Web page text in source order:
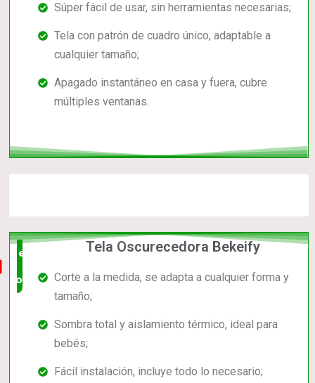
Súper fácil de usar, sin herramientas necesarias;
Tela con patrón de cuadro único, adaptable a
cualquier tamaño;
Apagado instantáneo en casa y fuera, cubre
múltiples ventanas.
el mas
completo
Tela Oscurecedora Bekeify
Corte a la medida, se adapta a cualquier forma y
tamaño;
Sombra total y aislamiento térmico, ideal para
bebés;
Fácil instalación, incluye todo lo necesario;